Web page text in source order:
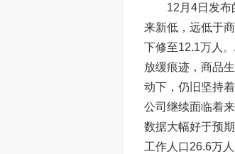
12月4日发布的
来新低，远低于
下修至12.1万人
放缓痕迹，商品
动下，仍旧坚持
公司继续面临着
数据大幅好于预
工作人口26.6万